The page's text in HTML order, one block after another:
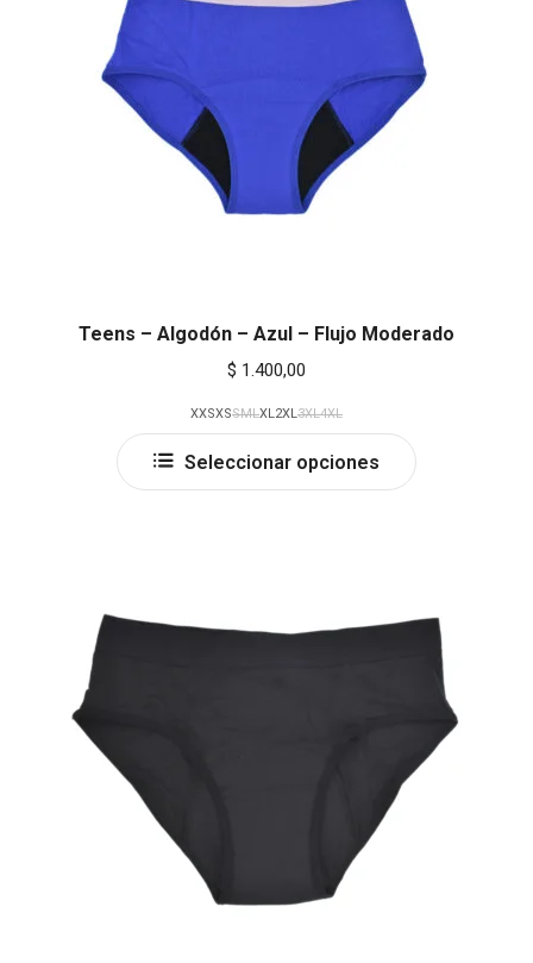
Teens – Algodón – Azul – Flujo Moderado
$ 1.400,00
XXSXSSMLXL2XL3XL4XL
Seleccionar opciones
options
may
chosen
on
the